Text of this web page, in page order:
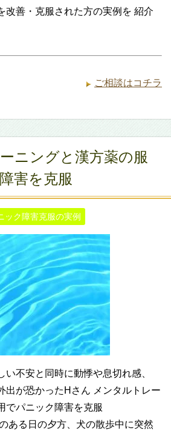
改善・克服された方の実例を 紹介
ご相談はコチラ
ニングと漢方薬の服
害を克服
ック障害克服の実例
い不安と同時に動悸や息切れ感、
出が恐かったHさん メンタルトレー
でパニック障害を克服
ある日の夕方、犬の散歩中に突然